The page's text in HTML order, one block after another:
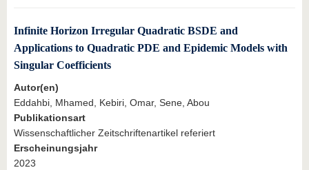
Infinite Horizon Irregular Quadratic BSDE and
Applications to Quadratic PDE and Epidemic Models with
Singular Coefficients
Autor(en)
Eddahbi, Mhamed, Kebiri, Omar, Sene, Abou
Publikationsart
Wissenschaftlicher Zeitschriftenartikel referiert
Erscheinungsjahr
2023